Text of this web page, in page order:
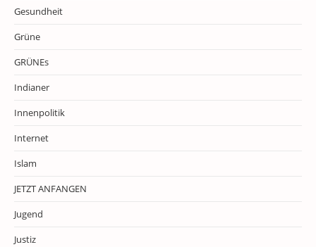
Gesundheit
Grüne
GRÜNEs
Indianer
Innenpolitik
Internet
Islam
JETZT ANFANGEN
Jugend
Justiz